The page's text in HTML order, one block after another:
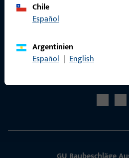
Chile
Español
Argentinien
Español | English